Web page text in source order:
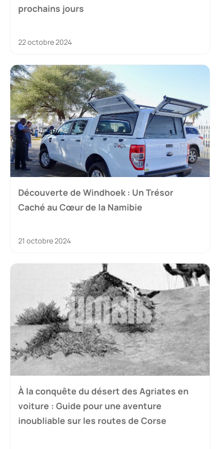
prochains jours
22 octobre 2024
Découverte de Windhoek : Un Trésor
Caché au Cœur de la Namibie
21 octobre 2024
À la conquête du désert des Agriates en
voiture : Guide pour une aventure
inoubliable sur les routes de Corse